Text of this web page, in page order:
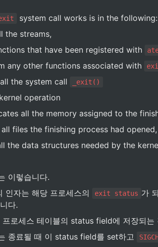
system call works is in the following:
the streams,
that have been registered with
any other functions associated with
the system call
_exit()
operation
all the memory assigned to the
files the finishing process had
the data structures needed by the
이렇습니다.
인자는 해당 프로세스의 exit status 가
다.
프로세스 테이블의 status field에 저장되는
종료될 때 이 status field를 set하고